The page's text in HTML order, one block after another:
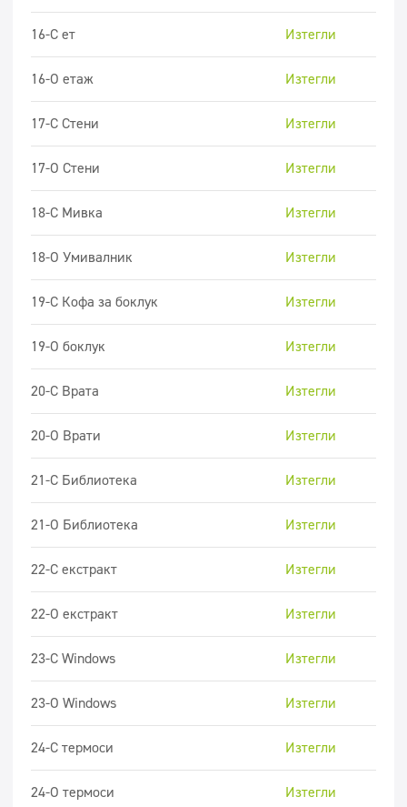
16-С ет Изтегли
16-О етаж Изтегли
17-C Стени Изтегли
17-O Стени Изтегли
18-C Мивка Изтегли
18-O Умивалник Изтегли
19-C Кофа за боклук Изтегли
19-O боклук Изтегли
20-C Врата Изтегли
20-О Врати Изтегли
21-C Библиотека Изтегли
21-O Библиотека Изтегли
22-C екстракт Изтегли
22-O екстракт Изтегли
23-C Windows Изтегли
23-O Windows Изтегли
24-C термоси Изтегли
24-O термоси Изтегли